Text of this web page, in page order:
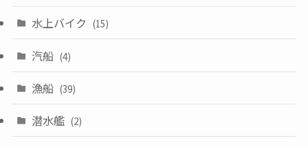
水上バイク (15)
汽船 (4)
漁船 (39)
潜水艦 (2)